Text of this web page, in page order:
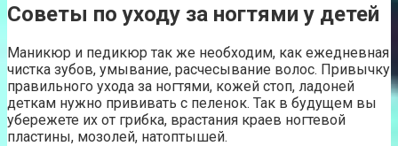
Советы по уходу за ногтями у детей
Маникюр и педикюр так же необходим, как ежедневная
чистка зубов, умывание, расчесывание волос. Привычку
правильного ухода за ногтями, кожей стоп, ладоней
деткам нужно прививать с пеленок. Так в будущем вы
убережете их от грибка, врастания краев ногтевой
пластины, мозолей, натоптышей.